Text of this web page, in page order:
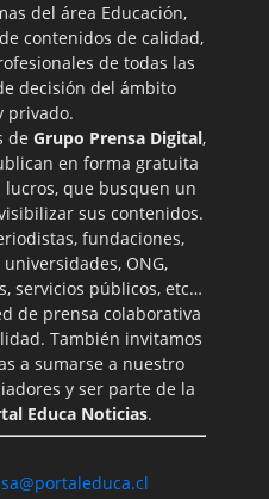
del área Educación,
contenidos de calidad,
de todas las
decisión del ámbito
privado.
de Grupo Prensa Digital,
en forma gratuita
que busquen un
sus contenidos.
fundaciones,
ONG,
servicios públicos, etc…
de prensa colaborativa
También invitamos
a sumarse a nuestro
y ser parte de la
Educa Noticias.